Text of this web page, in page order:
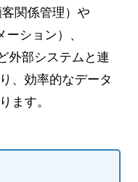
関係管理）や
ション）、
外部システムと連
、効率的なデータ
ます。